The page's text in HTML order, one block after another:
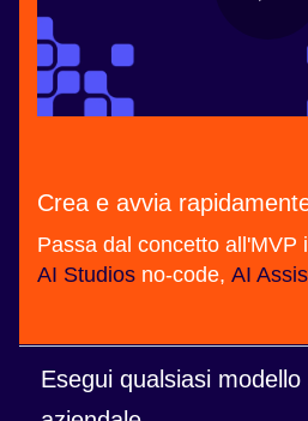
Crea e avvia
Passa dal concetto all'MVP
AI Studios no-code, AI
Esegui qualsiasi